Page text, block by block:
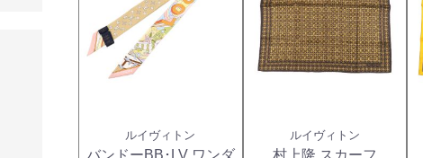
ルイヴィトン ルイヴィトン